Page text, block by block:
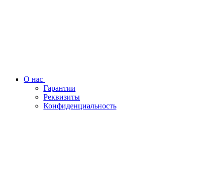
О нас
Гарантии
Реквизиты
Конфиденциальность